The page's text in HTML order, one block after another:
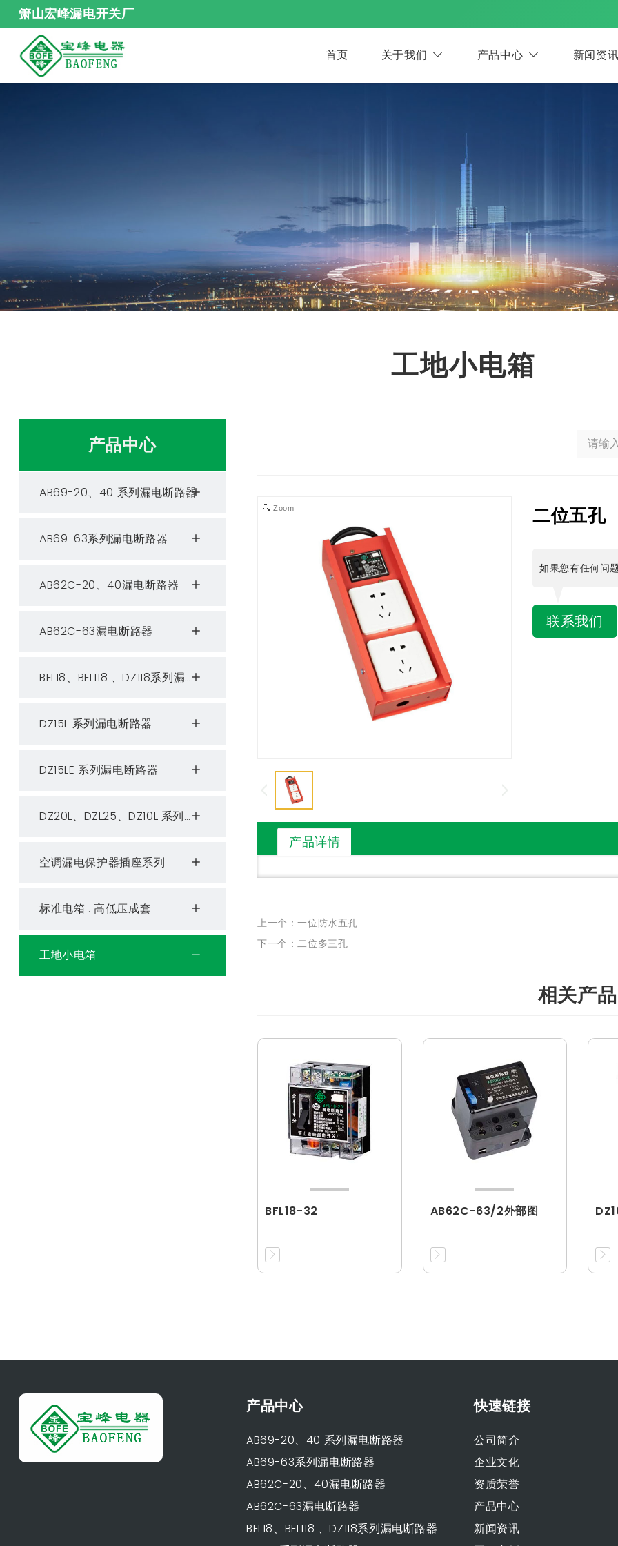
箫山宏峰漏电开关厂
首页 关于我们 产品中心 新闻资
工地小电箱
产品中心
AB69-20、40 系列漏电断路器
AB69-63系列漏电断路器
AB62C-20、40漏电断路器
AB62C-63漏电断路器
BFL18、BFL118 、DZ118系列漏电断路器
DZ15L 系列漏电断路器
DZ15LE 系列漏电断路器
DZ20L、DZL25、DZ10L 系列漏电断路器
空调漏电保护器插座系列
标准电箱 . 高低压成套
工地小电箱
Zoom 二位五孔
如果您有任何问
联系我们
产品详情
上一个：一位防水五孔
下一个：二位多三孔
相关产品
BFL18-32 AB62C-63/2外部图
产品中心
AB69-20、40 系列漏电断路器
AB69-63系列漏电断路器
AB62C-20、40漏电断路器
AB62C-63漏电断路器
BFL18、BFL118 、DZ118系列漏电断路器
快速链接
公司简介
企业文化
资质荣誉
产品中心
新闻资讯